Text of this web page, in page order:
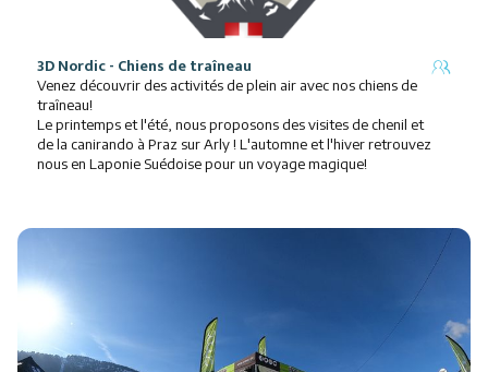
3D Nordic - Chiens de traîneau
Venez découvrir des activités de plein air avec nos chiens de
traîneau!
Le printemps et l'été, nous proposons des visites de chenil et
de la canirando à Praz sur Arly ! L'automne et l'hiver retrouvez
nous en Laponie Suédoise pour un voyage magique!